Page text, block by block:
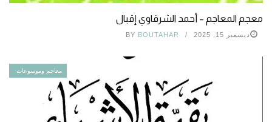
معجم المعاجم – أحمد الشرقاوي إقبال
ديسمبر 15, 2025 BY BOUTAHAR
معاجم وموسوعات